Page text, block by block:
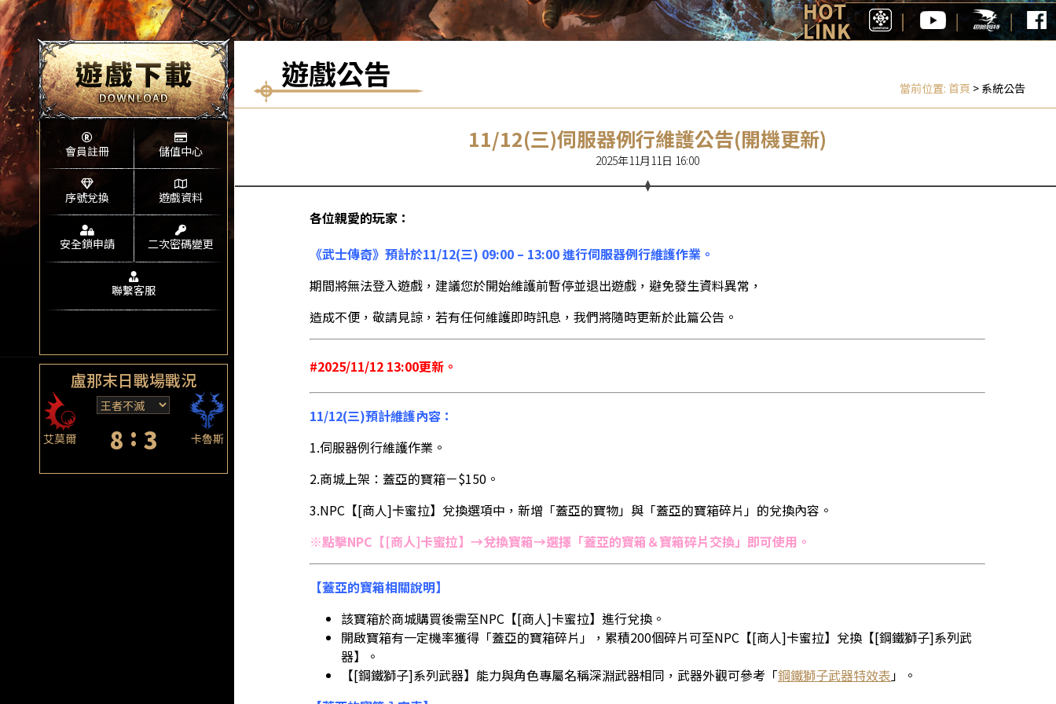
會員註冊 儲值中心
序號兌換 遊戲資料
安全鎖申請 二次密碼變更
聯繫客服
盧那末日戰場戰況
艾莫爾 8 : 3 卡魯斯
遊戲公告 當前位置: 首頁 > 系統公告
11/12(三)伺服器例行維護公告(開機更新)
2025年11月11日 16:00
各位親愛的玩家：
《武士傳奇》預計於11/12(三) 09:00 – 13:00 進行伺服器例行維護作業。
期間將無法登入遊戲，建議您於開始維護前暫停並退出遊戲，避免發生資料異常，
造成不便，敬請見諒，若有任何維護即時訊息，我們將隨時更新於此篇公告。
#2025/11/12 13:00更新。
11/12(三)預計維護內容：
1.伺服器例行維護作業。
2.商城上架：蓋亞的寶箱－$150。
3.NPC【[商人]卡蜜拉】兌換選項中，新增「蓋亞的寶物」與「蓋亞的寶箱碎片」的兌換內容。
※點擊NPC【[商人]卡蜜拉】→兌換寶箱→選擇「蓋亞的寶箱＆寶箱碎片交換」即可使用。
【蓋亞的寶箱相關說明】
該寶箱於商城購買後需至NPC【[商人]卡蜜拉】進行兌換。
開啟寶箱有一定機率獲得「蓋亞的寶箱碎片」，累積200個碎片可至NPC【[商人]卡蜜拉】兌換【[鋼鐵獅子]系列武
器】。
【[鋼鐵獅子]系列武器】能力與角色專屬名稱深淵武器相同，武器外觀可參考「鋼鐵獅子武器特效表」。